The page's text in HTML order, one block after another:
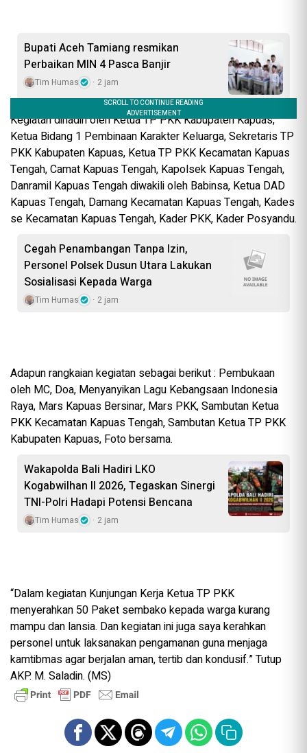
Bupati Aceh Tamiang resmikan
Perbaikan MIN 4 Pasca Banjir
Tim Humas 2 jam
Kegiatan dihadiri oleh Ketua TP PKK Kabupaten Kapuas,
Ketua Bidang 1 Pembinaan Karakter Keluarga, Sekretaris TP
PKK Kabupaten Kapuas, Ketua TP PKK Kecamatan Kapuas
Tengah, Camat Kapuas Tengah, Kapolsek Kapuas Tengah,
Danramil Kapuas Tengah diwakili oleh Babinsa, Ketua DAD
Kapuas Tengah, Damang Kecamatan Kapuas Tengah, Kades
se Kecamatan Kapuas Tengah, Kader PKK, Kader Posyandu.
Cegah Penambangan Tanpa Izin,
Personel Polsek Dusun Utara Lakukan
Sosialisasi Kepada Warga
Tim Humas 2 jam
Adapun rangkaian kegiatan sebagai berikut : Pembukaan
oleh MC, Doa, Menyanyikan Lagu Kebangsaan Indonesia
Raya, Mars Kapuas Bersinar, Mars PKK, Sambutan Ketua
PKK Kecamatan Kapuas Tengah, Sambutan Ketua TP PKK
Kabupaten Kapuas, Foto bersama.
Wakapolda Bali Hadiri LKO
Kogabwilhan II 2026, Tegaskan Sinergi
TNI-Polri Hadapi Potensi Bencana
Tim Humas 2 jam
“Dalam kegiatan Kunjungan Kerja Ketua TP PKK
menyerahkan 50 Paket sembako kepada warga kurang
mampu dan lansia. Dan kegiatan ini juga saya kerahkan
personel untuk laksanakan pengamanan guna menjaga
kamtibmas agar berjalan aman, tertib dan kondusif.” Tutup
AKP. M. Saladin. (MS)